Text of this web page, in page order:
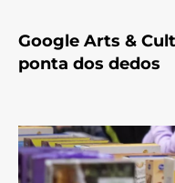
Google Arts &
ponta dos dedos